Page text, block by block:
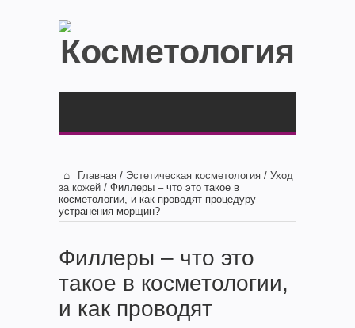
Главная / Эстетическая косметология / Уход
за кожей / Филлеры – что это такое в
косметологии, и как проводят процедуру
устранения морщин?
Филлеры – что это
такое в косметологии,
и как проводят